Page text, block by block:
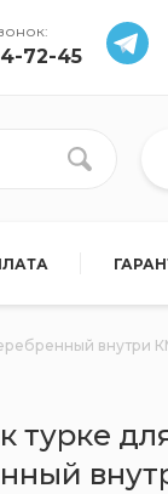
72-45
внутри
турке